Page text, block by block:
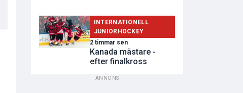
INTERNATIONELL
JUNIORHOCKEY
2 timmar sen
Kanada mästare -
efter finalkross
ANNONS